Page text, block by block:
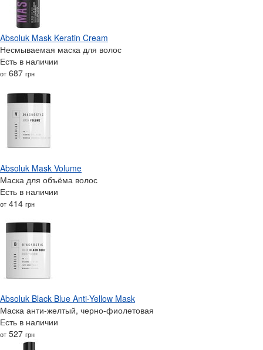
Absoluk Mask Keratin Cream
Несмываемая маска для волос
Есть в наличии
от 687 грн
Absoluk Mask Volume
Маска для объёма волос
Есть в наличии
от 414 грн
Absoluk Black Blue Anti-Yellow Mask
Маска анти-желтый, черно-фиолетовая
Есть в наличии
от 527 грн